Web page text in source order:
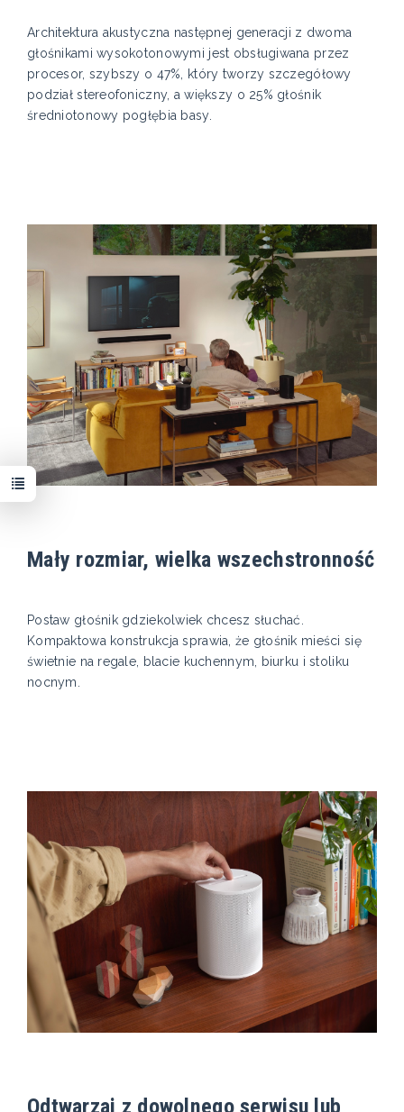
Architektura akustyczna następnej generacji z dwoma
głośnikami wysokotonowymi jest obsługiwana przez
procesor, szybszy o 47%, który tworzy szczegółowy
podział stereofoniczny, a większy o 25% głośnik
średniotonowy pogłębia basy.
Mały rozmiar, wielka wszechstronność
Postaw głośnik gdziekolwiek chcesz słuchać.
Kompaktowa konstrukcja sprawia, że głośnik mieści się
świetnie na regale, blacie kuchennym, biurku i stoliku
nocnym.
Odtwarzaj z dowolnego serwisu lub